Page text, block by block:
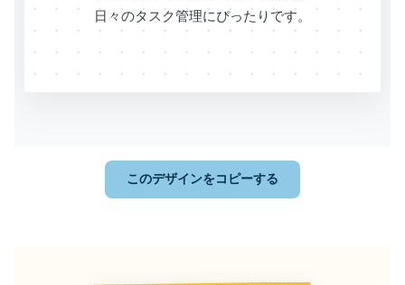
日々のタスク管理にぴったりです。
このデザインをコピーする